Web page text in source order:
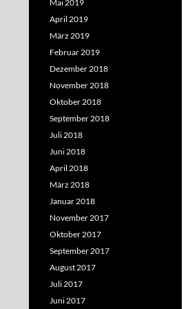
Mai 2019
April 2019
März 2019
Februar 2019
Dezember 2018
November 2018
Oktober 2018
September 2018
Juli 2018
Juni 2018
April 2018
März 2018
Januar 2018
November 2017
Oktober 2017
September 2017
August 2017
Juli 2017
Juni 2017